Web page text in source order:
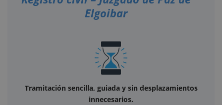
Elgoibar
Tramitación sencilla, guiada y sin desplazamientos
innecesarios.